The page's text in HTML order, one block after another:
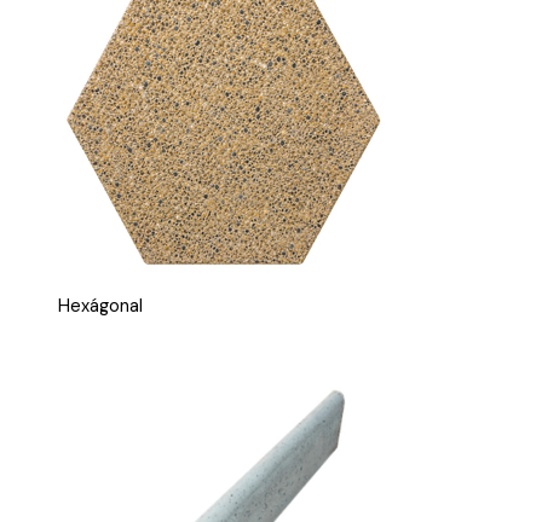
Hexágonal